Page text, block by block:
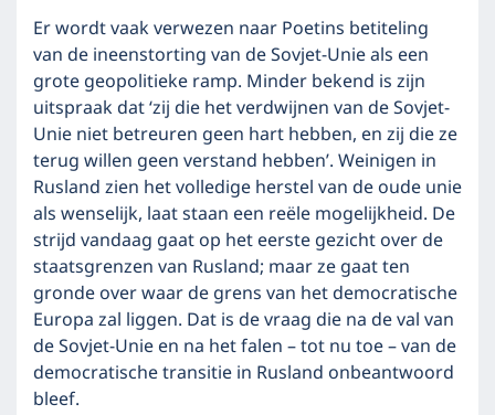
Er wordt vaak verwezen naar Poetins betiteling
van de ineenstorting van de Sovjet-Unie als een
grote geopolitieke ramp. Minder bekend is zijn
uitspraak dat ‘zij die het verdwijnen van de Sovjet-
Unie niet betreuren geen hart hebben, en zij die ze
terug willen geen verstand hebben’. Weinigen in
Rusland zien het volledige herstel van de oude unie
als wenselijk, laat staan een reële mogelijkheid. De
strijd vandaag gaat op het eerste gezicht over de
staatsgrenzen van Rusland; maar ze gaat ten
gronde over waar de grens van het democratische
Europa zal liggen. Dat is de vraag die na de val van
de Sovjet-Unie en na het falen – tot nu toe – van de
democratische transitie in Rusland onbeantwoord
bleef.